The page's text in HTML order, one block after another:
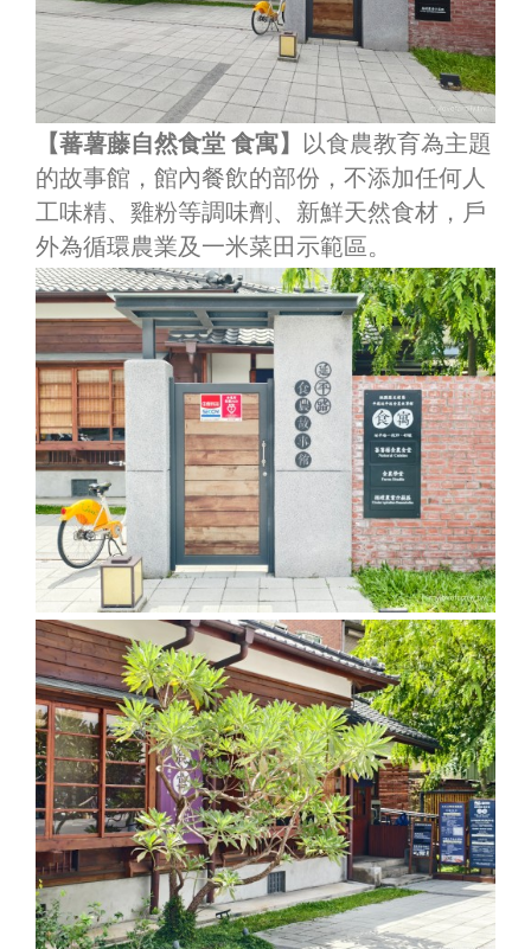
【蕃薯藤自然食堂 食寓】
以食農教育為主題
的故事館，館內餐飲的部份，不添加任何人
工味精、雞粉等調味劑、新鮮天然食材，戶
外為循環農業及一米菜田示範區。